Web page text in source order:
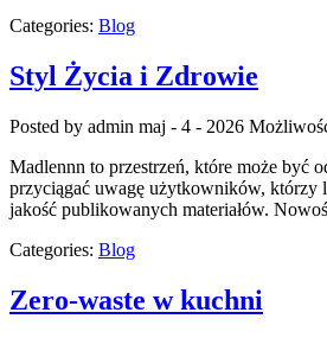
Categories: Blog
Styl Życia i Zdrowie
Posted by admin maj - 4 - 2026
Madlennn to przestrzeń, które może być
przyciągać uwagę użytkowników, którzy
jakość publikowanych materiałów.
Categories: Blog
Zero-waste w kuchni